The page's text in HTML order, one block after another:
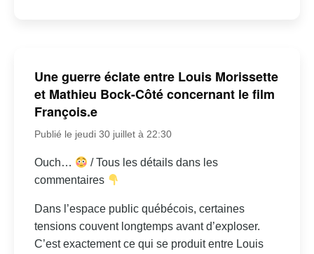
Une guerre éclate entre Louis Morissette
et Mathieu Bock-Côté concernant le film
François.e
Publié le jeudi 30 juillet à 22:30
Ouch…
/ Tous les détails dans les
commentaires
Dans l’espace public québécois, certaines
tensions couvent longtemps avant d’exploser.
C’est exactement ce qui se produit entre Louis